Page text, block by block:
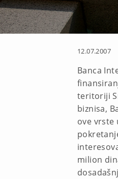
12.07.2007
Banca
teritoriji
biznisa,
ove vrste
milion